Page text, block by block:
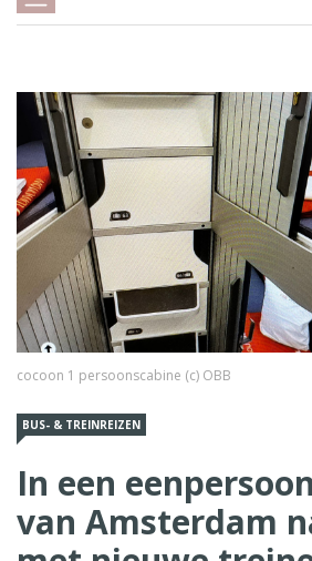
cocoon 1 persoonscabine (c) OBB
BUS- & TREINREIZEN
In een
van Amsterdam